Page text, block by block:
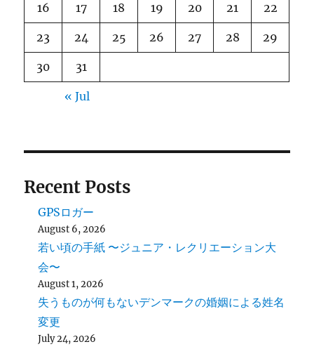
16 17 18 19 20 21 22
23 24 25 26 27 28 29
30 31
« Jul
Recent Posts
GPSロガー
August 6, 2026
若い頃の手紙 〜ジュニア・レクリエーション大
会〜
August 1, 2026
失うものが何もないデンマークの婚姻による姓名
変更
July 24, 2026